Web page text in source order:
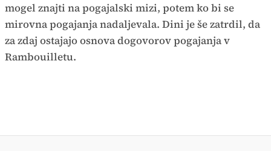
mogel znajti na pogajalski mizi, potem ko bi se
mirovna pogajanja nadaljevala. Dini je še zatrdil, da
za zdaj ostajajo osnova dogovorov pogajanja v
Rambouilletu.